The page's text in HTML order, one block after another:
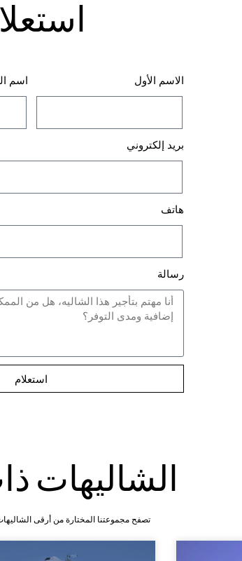
الاسم الأول اسم
بريد إلكتروني
هاتف
رسالة
استعلام
الشاليهات
تصفح مجموعتنا المختارة من أرقى